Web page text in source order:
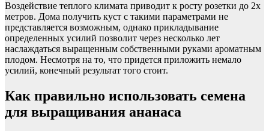
Воздействие теплого климата приводит к росту розетки до 2х
метров. Дома получить куст с такими параметрами не
представляется возможным, однако прикладывание
определенных усилий позволит через несколько лет
наслаждаться выращенным собственными руками ароматным
плодом. Несмотря на то, что придется приложить немало
усилий, конечный результат того стоит.
Как правильно использовать семена
для выращивания ананаса